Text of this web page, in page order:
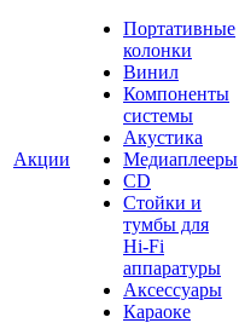
Акции
Портативные
колонки
Винил
Компоненты
системы
Акустика
Медиаплееры
CD
Стойки и
тумбы для
Hi-Fi
аппаратуры
Аксессуары
Караоке